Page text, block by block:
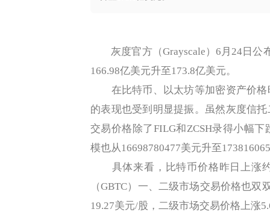
灰度官方（Grayscale）6月24日公
166.98亿美元升至173.8亿美元。
在比特币、以太坊等加密资产价格
的表现也受到明显提振。虽然灰度信
交易价格除了FILG和ZCSH录得小幅
模也从16698780477美元升至
具体来看，比特币价格昨日上涨约
（GBTC）一、二级市场交易价格也
19.27美元/股，二级市场交易价格上涨